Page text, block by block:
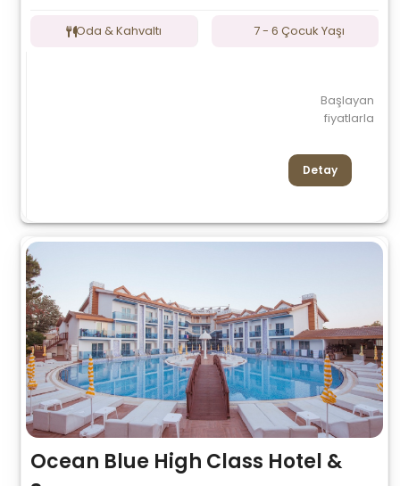
Oda & Kahvaltı 7 - 6 Çocuk Yaşı
Başlayan
fiyatlarla
Detay
Ocean Blue High Class Hotel &